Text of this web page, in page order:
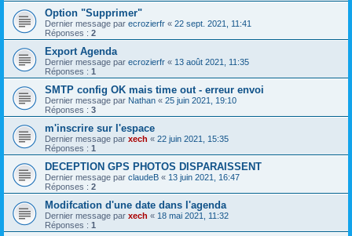
Option "Supprimer"
Dernier message par ecrozierfr « 22 sept. 2021, 11:41
Réponses : 2
Export Agenda
Dernier message par ecrozierfr « 13 août 2021, 11:35
Réponses : 1
SMTP config OK mais time out - erreur envoi
Dernier message par Nathan « 25 juin 2021, 19:10
Réponses : 3
m'inscrire sur l'espace
Dernier message par xech « 22 juin 2021, 15:35
Réponses : 1
DECEPTION GPS PHOTOS DISPARAISSENT
Dernier message par claudeB « 13 juin 2021, 16:47
Réponses : 2
Modifcation d'une date dans l'agenda
Dernier message par xech « 18 mai 2021, 11:32
Réponses : 1